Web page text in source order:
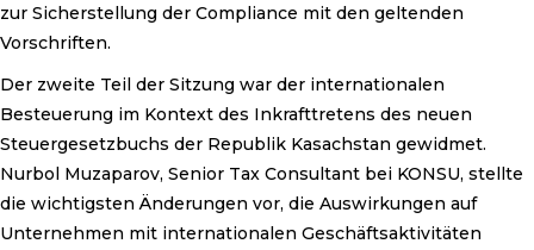
zur Sicherstellung der Compliance mit den geltenden
Vorschriften.
Der zweite Teil der Sitzung war der internationalen
Besteuerung im Kontext des Inkrafttretens des neuen
Steuergesetzbuchs der Republik Kasachstan gewidmet.
Nurbol Muzaparov, Senior Tax Consultant bei KONSU, stellte
die wichtigsten Änderungen vor, die Auswirkungen auf
Unternehmen mit internationalen Geschäftsaktivitäten